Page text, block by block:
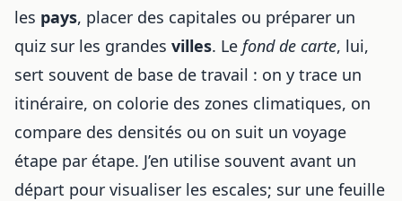
les pays, placer des capitales ou préparer un
quiz sur les grandes villes. Le fond de carte, lui,
sert souvent de base de travail : on y trace un
itinéraire, on colorie des zones climatiques, on
compare des densités ou on suit un voyage
étape par étape. J’en utilise souvent avant un
départ pour visualiser les escales; sur une feuille